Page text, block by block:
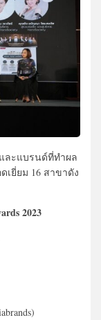
ละแบรนด์ที่ทำผล
เยี่ยม 16 สาขาดัง
2023